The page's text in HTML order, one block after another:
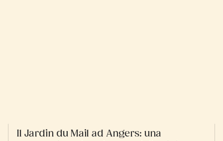
Il Jardin du Mail ad Angers: una